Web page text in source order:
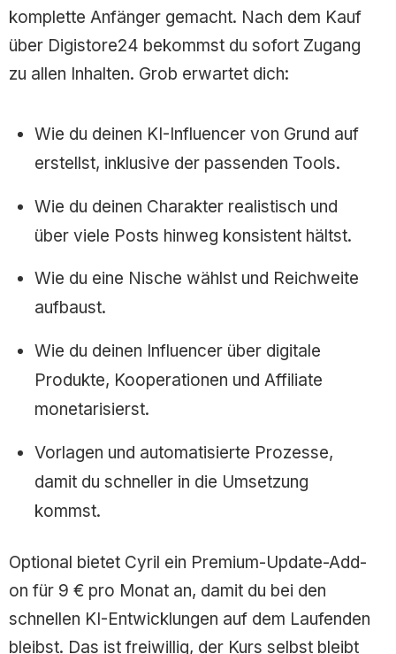
komplette Anfänger gemacht. Nach dem Kauf
über Digistore24 bekommst du sofort Zugang
zu allen Inhalten. Grob erwartet dich:
Wie du deinen KI-Influencer von Grund auf
erstellst, inklusive der passenden Tools.
Wie du deinen Charakter realistisch und
über viele Posts hinweg konsistent hältst.
Wie du eine Nische wählst und Reichweite
aufbaust.
Wie du deinen Influencer über digitale
Produkte, Kooperationen und Affiliate
monetarisierst.
Vorlagen und automatisierte Prozesse,
damit du schneller in die Umsetzung
kommst.
Optional bietet Cyril ein Premium-Update-Add-
on für 9 € pro Monat an, damit du bei den
schnellen KI-Entwicklungen auf dem Laufenden
bleibst. Das ist freiwillig, der Kurs selbst bleibt